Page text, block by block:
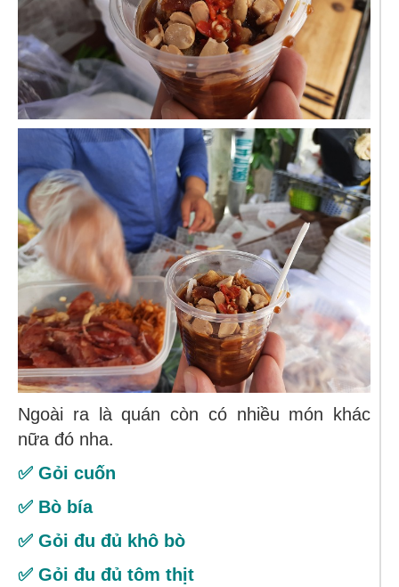
Ngoài ra là quán còn có nhiều món khác
nữa đó nha.
✅ Gỏi cuốn
✅ Bò bía
✅ Gỏi đu đủ khô bò
✅ Gỏi đu đủ tôm thịt